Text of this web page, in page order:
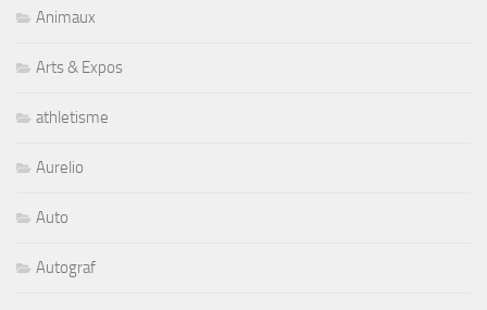
Animaux
Arts & Expos
athletisme
Aurelio
Auto
Autograf